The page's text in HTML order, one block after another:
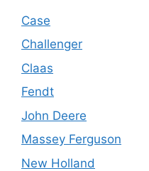
Case
Challenger
Claas
Fendt
John Deere
Massey Ferguson
New Holland